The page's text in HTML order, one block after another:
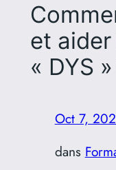
et
« DYS
Oct 7,
dans